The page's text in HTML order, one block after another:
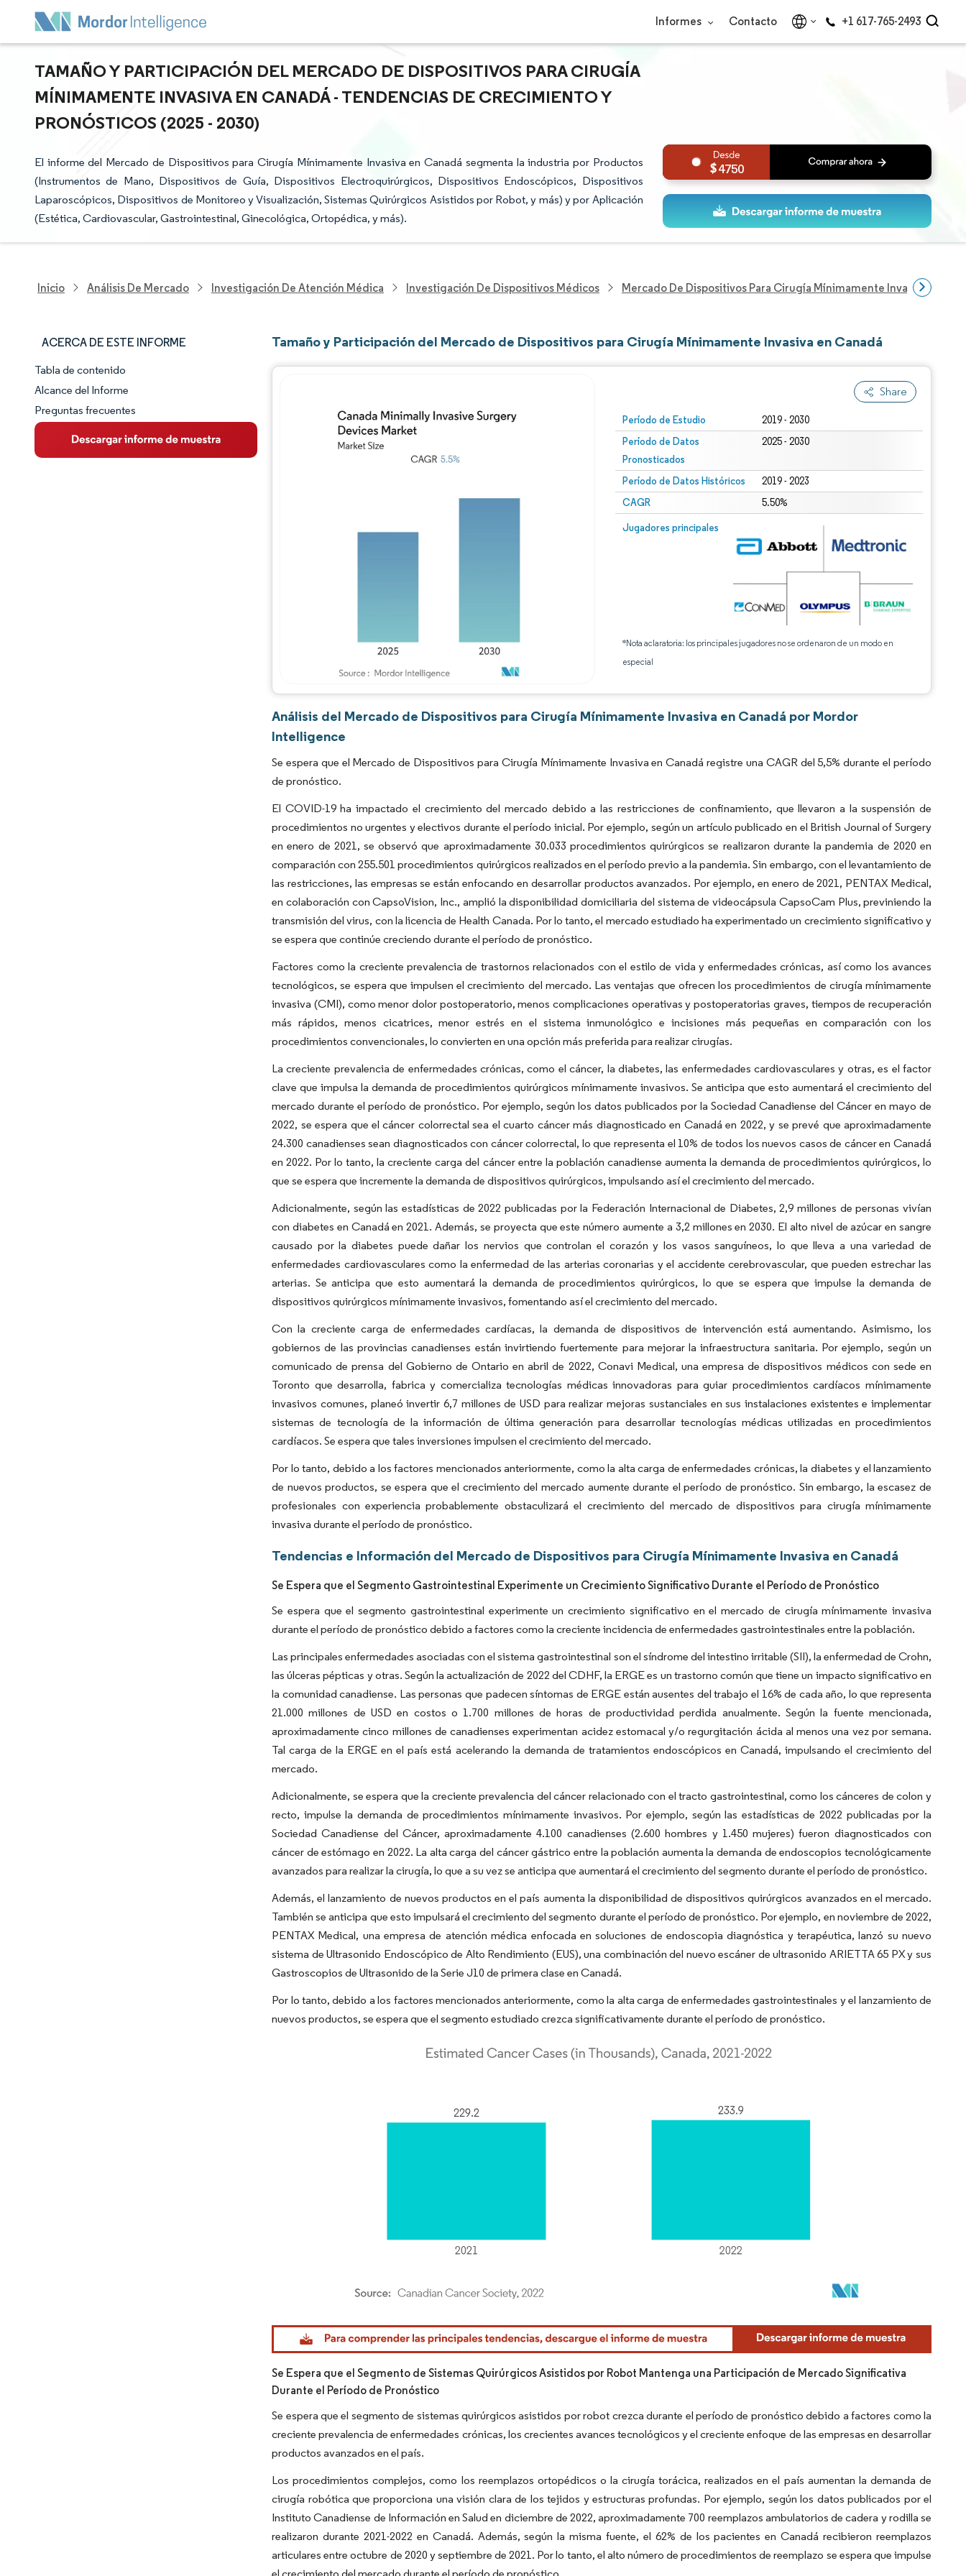
Informes Contacto +1 617-765-2493
TAMAÑO Y PARTICIPACIÓN DEL MERCADO DE DISPOSITIVOS PARA CIRUGÍA
MÍNIMAMENTE INVASIVA EN CANADÁ - TENDENCIAS DE CRECIMIENTO Y
PRONÓSTICOS (2025 - 2030)
El informe del Mercado de Dispositivos para Cirugía Mínimamente Invasiva en Canadá segmenta la industria por Productos
(Instrumentos de Mano, Dispositivos de Guía, Dispositivos Electroquirúrgicos, Dispositivos Endoscópicos, Dispositivos
Laparoscópicos, Dispositivos de Monitoreo y Visualización, Sistemas Quirúrgicos Asistidos por Robot, y más) y por Aplicación
(Estética, Cardiovascular, Gastrointestinal, Ginecológica, Ortopédica, y más).
4750
Inicio Análisis De Mercado Investigación De Atención Médica Investigación De Dispositivos Médicos Mercado De Dispositivos Para Cirugía Mínimamente Invasiva En
ACERCA DE ESTE INFORME
Panorama del Mercado
Visión General del Mercado
Tendencias Principales del Mercado
Tabla de contenido
Alcance del Informe
Preguntas frecuentes
Tamaño y Participación del Mercado de Dispositivos para Cirugía Mínimamente Invasiva en Canadá
Share
Período de Estudio 2019 - 2030
Período de Datos
Pronosticados
2025 - 2030
Período de Datos Históricos 2019 - 2023
CAGR 5.50%
Jugadores principales
*Nota aclaratoria: los principales jugadores no se ordenaron de un modo en
especial
Imagen © Mordor Intelligence. El uso requiere atribución según CC BY 4.0.
Análisis del Mercado de Dispositivos para Cirugía Mínimamente Invasiva en Canadá por Mordor
Intelligence
Se espera que el Mercado de Dispositivos para Cirugía Mínimamente Invasiva en Canadá registre una CAGR del 5,5% durante el período
de pronóstico.
El COVID-19 ha impactado el crecimiento del mercado debido a las restricciones de confinamiento, que llevaron a la suspensión de
procedimientos no urgentes y electivos durante el período inicial. Por ejemplo, según un artículo publicado en el British Journal of Surgery
en enero de 2021, se observó que aproximadamente 30.033 procedimientos quirúrgicos se realizaron durante la pandemia de 2020 en
comparación con 255.501 procedimientos quirúrgicos realizados en el período previo a la pandemia. Sin embargo, con el levantamiento de
las restricciones, las empresas se están enfocando en desarrollar productos avanzados. Por ejemplo, en enero de 2021, PENTAX Medical,
en colaboración con CapsoVision, Inc., amplió la disponibilidad domiciliaria del sistema de videocápsula CapsoCam Plus, previniendo la
transmisión del virus, con la licencia de Health Canada. Por lo tanto, el mercado estudiado ha experimentado un crecimiento significativo y
se espera que continúe creciendo durante el período de pronóstico.
Factores como la creciente prevalencia de trastornos relacionados con el estilo de vida y enfermedades crónicas, así como los avances
tecnológicos, se espera que impulsen el crecimiento del mercado. Las ventajas que ofrecen los procedimientos de cirugía mínimamente
invasiva (CMI), como menor dolor postoperatorio, menos complicaciones operativas y postoperatorias graves, tiempos de recuperación
más rápidos, menos cicatrices, menor estrés en el sistema inmunológico e incisiones más pequeñas en comparación con los
procedimientos convencionales, lo convierten en una opción más preferida para realizar cirugías.
La creciente prevalencia de enfermedades crónicas, como el cáncer, la diabetes, las enfermedades cardiovasculares y otras, es el factor
clave que impulsa la demanda de procedimientos quirúrgicos mínimamente invasivos. Se anticipa que esto aumentará el crecimiento del
mercado durante el período de pronóstico. Por ejemplo, según los datos publicados por la Sociedad Canadiense del Cáncer en mayo de
2022, se espera que el cáncer colorrectal sea el cuarto cáncer más diagnosticado en Canadá en 2022, y se prevé que aproximadamente
24.300 canadienses sean diagnosticados con cáncer colorrectal, lo que representa el 10% de todos los nuevos casos de cáncer en Canadá
en 2022. Por lo tanto, la creciente carga del cáncer entre la población canadiense aumenta la demanda de procedimientos quirúrgicos, lo
que se espera que incremente la demanda de dispositivos quirúrgicos, impulsando así el crecimiento del mercado.
Adicionalmente, según las estadísticas de 2022 publicadas por la Federación Internacional de Diabetes, 2,9 millones de personas vivían
con diabetes en Canadá en 2021. Además, se proyecta que este número aumente a 3,2 millones en 2030. El alto nivel de azúcar en sangre
causado por la diabetes puede dañar los nervios que controlan el corazón y los vasos sanguíneos, lo que lleva a una variedad de
enfermedades cardiovasculares como la enfermedad de las arterias coronarias y el accidente cerebrovascular, que pueden estrechar las
arterias. Se anticipa que esto aumentará la demanda de procedimientos quirúrgicos, lo que se espera que impulse la demanda de
dispositivos quirúrgicos mínimamente invasivos, fomentando así el crecimiento del mercado.
Con la creciente carga de enfermedades cardíacas, la demanda de dispositivos de intervención está aumentando. Asimismo, los
gobiernos de las provincias canadienses están invirtiendo fuertemente para mejorar la infraestructura sanitaria. Por ejemplo, según un
comunicado de prensa del Gobierno de Ontario en abril de 2022, Conavi Medical, una empresa de dispositivos médicos con sede en
Toronto que desarrolla, fabrica y comercializa tecnologías médicas innovadoras para guiar procedimientos cardíacos mínimamente
invasivos comunes, planeó invertir 6,7 millones de USD para realizar mejoras sustanciales en sus instalaciones existentes e implementar
sistemas de tecnología de la información de última generación para desarrollar tecnologías médicas utilizadas en procedimientos
cardíacos. Se espera que tales inversiones impulsen el crecimiento del mercado.
Por lo tanto, debido a los factores mencionados anteriormente, como la alta carga de enfermedades crónicas, la diabetes y el lanzamiento
de nuevos productos, se espera que el crecimiento del mercado aumente durante el período de pronóstico. Sin embargo, la escasez de
profesionales con experiencia probablemente obstaculizará el crecimiento del mercado de dispositivos para cirugía mínimamente
invasiva durante el período de pronóstico.
Tendencias e Información del Mercado de Dispositivos para Cirugía Mínimamente Invasiva en Canadá
Se Espera que el Segmento Gastrointestinal Experimente un Crecimiento Significativo Durante el Período de Pronóstico
Se espera que el segmento gastrointestinal experimente un crecimiento significativo en el mercado de cirugía mínimamente invasiva
durante el período de pronóstico debido a factores como la creciente incidencia de enfermedades gastrointestinales entre la población.
Las principales enfermedades asociadas con el sistema gastrointestinal son el síndrome del intestino irritable (SII), la enfermedad de Crohn,
las úlceras pépticas y otras. Según la actualización de 2022 del CDHF, la ERGE es un trastorno común que tiene un impacto significativo en
la comunidad canadiense. Las personas que padecen síntomas de ERGE están ausentes del trabajo el 16% de cada año, lo que representa
21.000 millones de USD en costos o 1.700 millones de horas de productividad perdida anualmente. Según la fuente mencionada,
aproximadamente cinco millones de canadienses experimentan acidez estomacal y/o regurgitación ácida al menos una vez por semana.
Tal carga de la ERGE en el país está acelerando la demanda de tratamientos endoscópicos en Canadá, impulsando el crecimiento del
mercado.
Adicionalmente, se espera que la creciente prevalencia del cáncer relacionado con el tracto gastrointestinal, como los cánceres de colon y
recto, impulse la demanda de procedimientos mínimamente invasivos. Por ejemplo, según las estadísticas de 2022 publicadas por la
Sociedad Canadiense del Cáncer, aproximadamente 4.100 canadienses (2.600 hombres y 1.450 mujeres) fueron diagnosticados con
cáncer de estómago en 2022. La alta carga del cáncer gástrico entre la población aumenta la demanda de endoscopios tecnológicamente
avanzados para realizar la cirugía, lo que a su vez se anticipa que aumentará el crecimiento del segmento durante el período de pronóstico.
Además, el lanzamiento de nuevos productos en el país aumenta la disponibilidad de dispositivos quirúrgicos avanzados en el mercado.
También se anticipa que esto impulsará el crecimiento del segmento durante el período de pronóstico. Por ejemplo, en noviembre de 2022,
PENTAX Medical, una empresa de atención médica enfocada en soluciones de endoscopia diagnóstica y terapéutica, lanzó su nuevo
sistema de Ultrasonido Endoscópico de Alto Rendimiento (EUS), una combinación del nuevo escáner de ultrasonido ARIETTA 65 PX y sus
Gastroscopios de Ultrasonido de la Serie J10 de primera clase en Canadá.
Por lo tanto, debido a los factores mencionados anteriormente, como la alta carga de enfermedades gastrointestinales y el lanzamiento de
nuevos productos, se espera que el segmento estudiado crezca significativamente durante el período de pronóstico.
Imagen © Mordor Intelligence. El uso requiere atribución según CC BY 4.0.
Se Espera que el Segmento de Sistemas Quirúrgicos Asistidos por Robot Mantenga una Participación de Mercado Significativa
Durante el Período de Pronóstico
Se espera que el segmento de sistemas quirúrgicos asistidos por robot crezca durante el período de pronóstico debido a factores como la
creciente prevalencia de enfermedades crónicas, los crecientes avances tecnológicos y el creciente enfoque de las empresas en desarrollar
productos avanzados en el país.
Los procedimientos complejos, como los reemplazos ortopédicos o la cirugía torácica, realizados en el país aumentan la demanda de
cirugía robótica que proporciona una visión clara de los tejidos y estructuras profundas. Por ejemplo, según los datos publicados por el
Instituto Canadiense de Información en Salud en diciembre de 2022, aproximadamente 700 reemplazos ambulatorios de cadera y rodilla se
realizaron durante 2021-2022 en Canadá. Además, según la misma fuente, el 62% de los pacientes en Canadá recibieron reemplazos
articulares entre octubre de 2020 y septiembre de 2021. Por lo tanto, el alto número de procedimientos de reemplazo se espera que impulse